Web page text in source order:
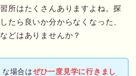
所はたくさんありますよね。探
たら良いか分からなくなった、
どはありませんか？
な場合はぜひ一度見学に行きまし